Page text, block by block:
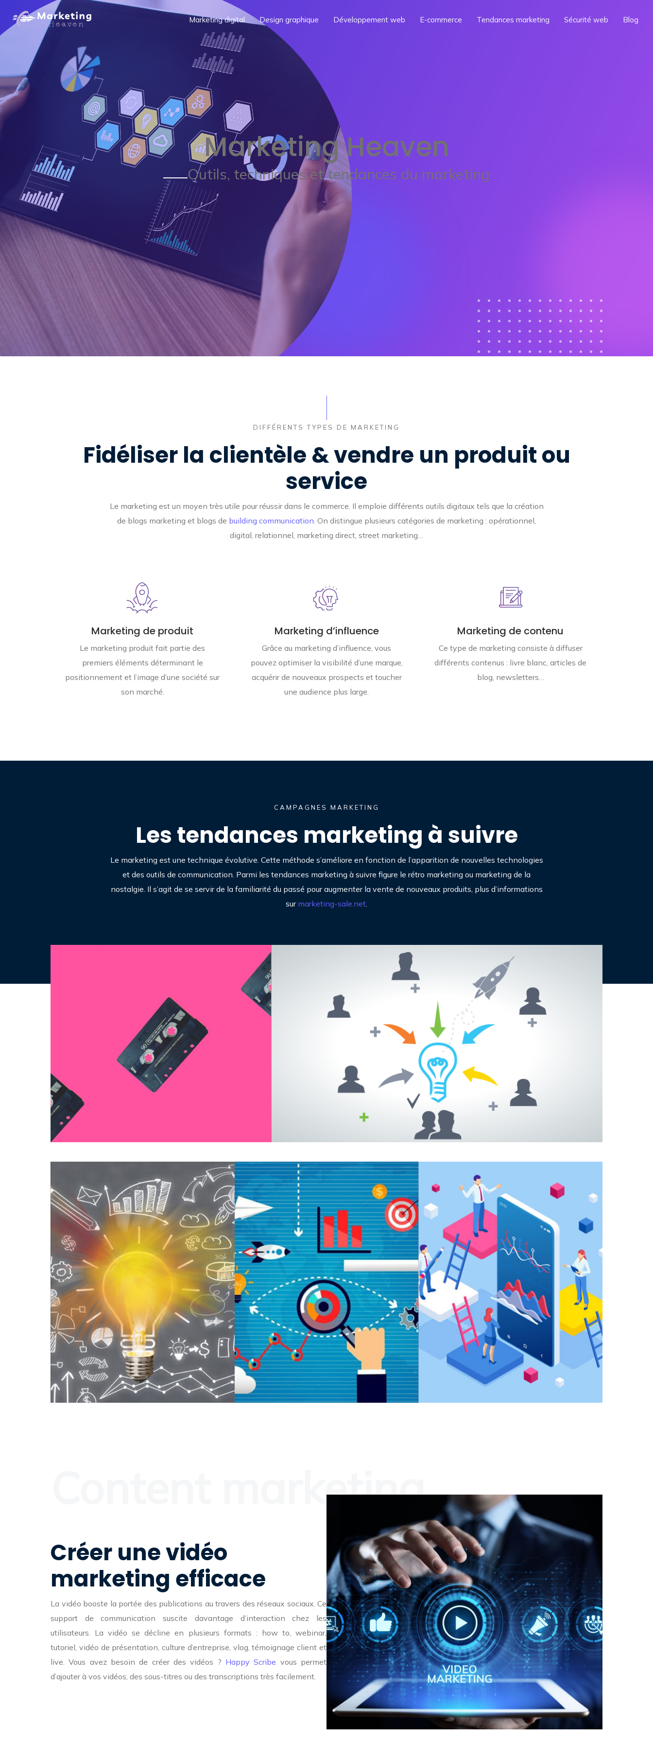
Marketing digital Design graphique Développement web E-commerce Tendances marketing Sécurité web Blog
Marketing Heaven
Outils, techniques et tendances du marketing
DIFFÉRENTS TYPES DE MARKETING
Fidéliser la clientèle & vendre un produit ou
service
Le marketing est un moyen très utile pour réussir dans le commerce. Il emploie différents outils digitaux tels que la création
de blogs marketing et blogs de building communication . On distingue plusieurs catégories de marketing : opérationnel,
digital, relationnel, marketing direct, street marketing…
Marketing de produit
Le marketing produit fait partie des
premiers éléments déterminant le
positionnement et l’image d’une société sur
son marché.
Marketing d’influence
Grâce au marketing d’influence, vous
pouvez optimiser la visibilité d’une marque,
acquérir de nouveaux prospects et toucher
une audience plus large.
Marketing de contenu
Ce type de marketing consiste à diffuser
différents contenus : livre blanc, articles de
blog, newsletters…
CAMPAGNES MARKETING
Les tendances marketing à suivre
Le marketing est une technique évolutive. Cette méthode s’améliore en fonction de l’apparition de nouvelles technologies
et des outils de communication. Parmi les tendances marketing à suivre figure le rétro marketing ou marketing de la
nostalgie. Il s’agit de se servir de la familiarité du passé pour augmenter la vente de nouveaux produits, plus d’informations
sur marketing-sale.net
Marketing participatif
Cont
enus
visu
amé
lioré
Don
nées
first
Part
y
Content marketing
Créer une vidéo
marketing efficace
La vidéo booste la portée des publications au travers des réseaux sociaux. Ce
support de communication suscite davantage d’interaction chez les
utilisateurs. La vidéo se décline en plusieurs formats : how to, webinar,
tutoriel, vidéo de présentation, culture d’entreprise, vlog, témoignage client et
live. Vous avez besoin de créer des vidéos ? Happy Scribe vous permet
d’ajouter à vos vidéos, des sous-titres ou des transcriptions très facilement.